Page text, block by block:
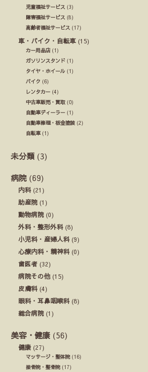
児童福祉サービス (3)
障害福祉サービス (8)
高齢者福祉サービス (17)
車・バイク・自転車 (15)
カー用品店 (1)
ガソリンスタンド (1)
タイヤ・ホイール (1)
バイク (6)
レンタカー (4)
中古車販売・買取 (0)
自動車ディーラー (1)
自動車修理・板金塗装 (2)
自転車(1)
未分類 (3)
病院 (69)
内科 (21)
助産院 (1)
動物病院 (0)
外科・整形外科 (8)
小児科・産婦人科 (9)
心療内科・精神科 (0)
歯医者 (32)
病院その他 (15)
皮膚科 (4)
眼科・耳鼻咽喉科 (8)
総合病院 (1)
美容・健康 (56)
健康 (27)
マッサージ・整体院(16)
接骨院・整骨院(17)